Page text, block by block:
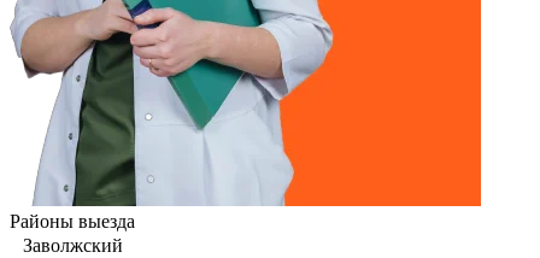
Районы выезда
Заволжский